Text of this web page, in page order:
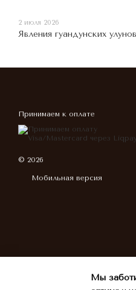
2 июля 2026
Явления гуандунских улунов
Принимаем к оплате
© 2026
Мобильная версия
Мы